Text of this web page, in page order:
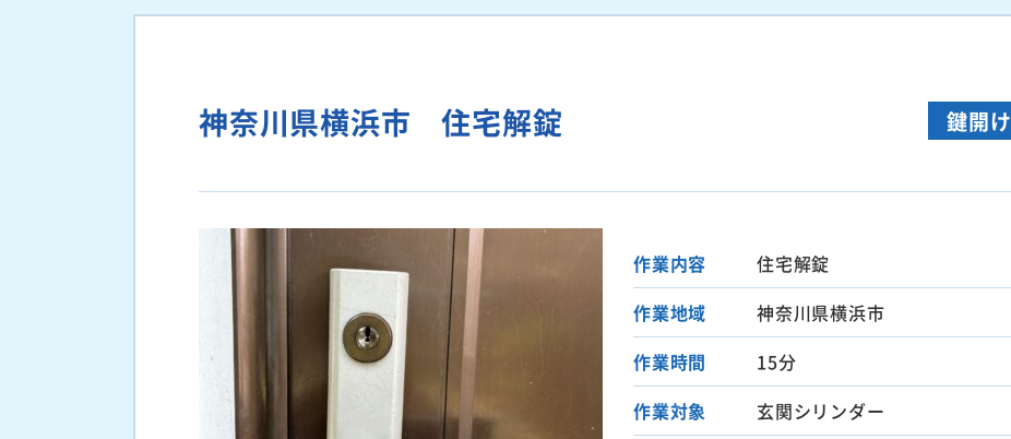
神奈川県横浜市 住宅解錠 鍵開け
作業内容
住宅解錠
作業地域
神奈川県横浜市
作業時間
15分
作業対象
玄関シリンダー